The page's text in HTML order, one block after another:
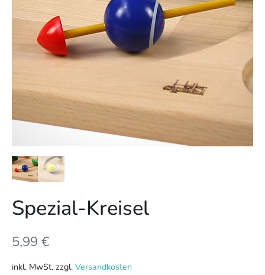
Spezial-Kreisel
5,99 €
inkl. MwSt. zzgl. Versandkosten